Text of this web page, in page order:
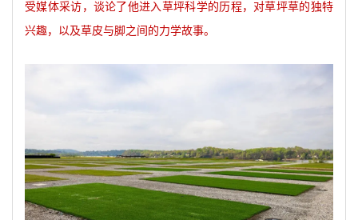
受媒体采访，谈论了他进入草坪科学的历程，对草坪草的独特
兴趣，以及草皮与脚之间的力学故事。